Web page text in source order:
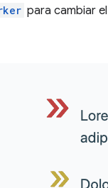
para cambiar